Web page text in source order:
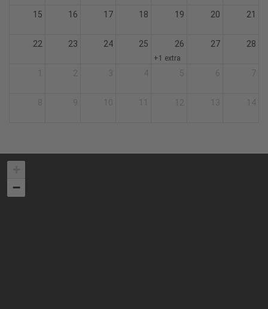
15 16 17 18 19 20 21
22 23 24 25 26
+1 extra
27 28
−